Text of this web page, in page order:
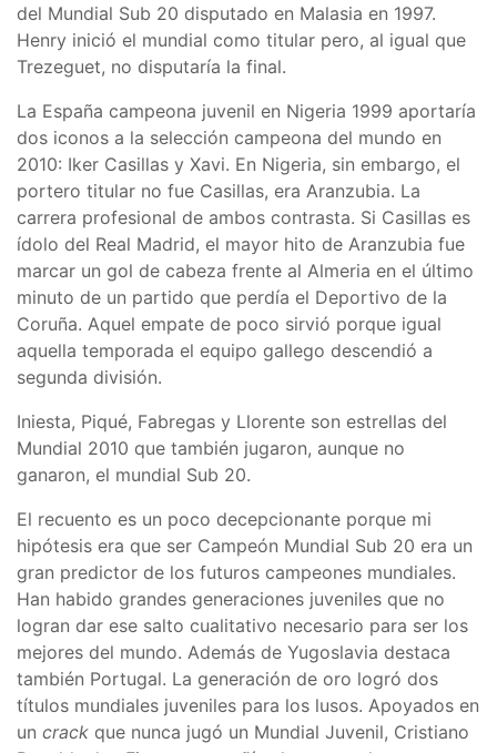
del Mundial Sub 20 disputado en Malasia en 1997.
Henry inició el mundial como titular pero, al igual que
Trezeguet, no disputaría la final.
La España campeona juvenil en Nigeria 1999 aportaría
dos iconos a la selección campeona del mundo en
2010: Iker Casillas y Xavi. En Nigeria, sin embargo, el
portero titular no fue Casillas, era Aranzubia. La
carrera profesional de ambos contrasta. Si Casillas es
ídolo del Real Madrid, el mayor hito de Aranzubia fue
marcar un gol de cabeza frente al Almeria en el último
minuto de un partido que perdía el Deportivo de la
Coruña. Aquel empate de poco sirvió porque igual
aquella temporada el equipo gallego descendió a
segunda división.
Iniesta, Piqué, Fabregas y Llorente son estrellas del
Mundial 2010 que también jugaron, aunque no
ganaron, el mundial Sub 20.
El recuento es un poco decepcionante porque mi
hipótesis era que ser Campeón Mundial Sub 20 era un
gran predictor de los futuros campeones mundiales.
Han habido grandes generaciones juveniles que no
logran dar ese salto cualitativo necesario para ser los
mejores del mundo. Además de Yugoslavia destaca
también Portugal. La generación de oro logró dos
títulos mundiales juveniles para los lusos. Apoyados en
un crack que nunca jugó un Mundial Juvenil, Cristiano